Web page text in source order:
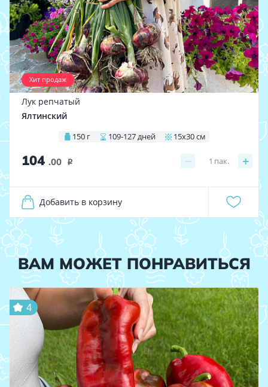
Хит продаж
Лук репчатый
Ялтинский
150 г 109-127 дней 15х30 см
104 .00 i − +
1 пак.
Добавить в корзину
ВАМ МОЖЕТ ПОНРАВИТЬСЯ
4